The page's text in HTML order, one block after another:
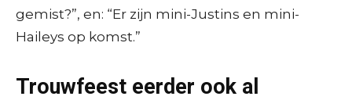
gemist?”, en: “Er zijn mini-Justins en mini-
Haileys op komst.”
Trouwfeest eerder ook al